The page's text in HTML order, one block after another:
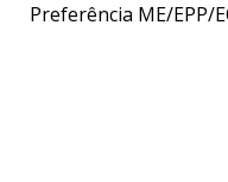
Preferência ME/EPP/